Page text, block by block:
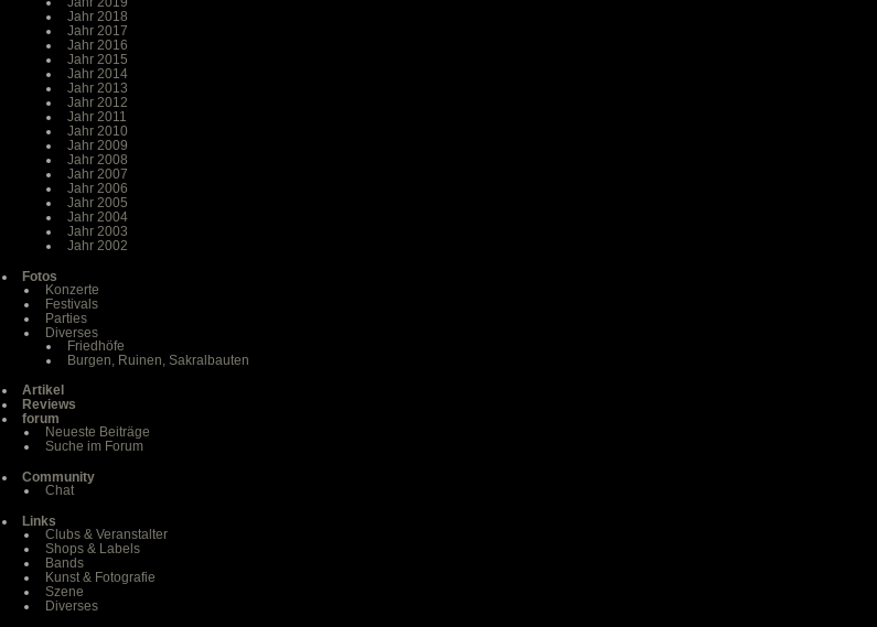
Jahr 2018
Jahr 2017
Jahr 2016
Jahr 2015
Jahr 2014
Jahr 2013
Jahr 2012
Jahr 2011
Jahr 2010
Jahr 2009
Jahr 2008
Jahr 2007
Jahr 2006
Jahr 2005
Jahr 2004
Jahr 2003
Jahr 2002
Fotos
Konzerte
Festivals
Parties
Diverses
Friedhöfe
Burgen, Ruinen, Sakralbauten
Artikel
Reviews
forum
Neueste Beiträge
Suche im Forum
Community
Chat
Links
Clubs & Veranstalter
Shops & Labels
Bands
Kunst & Fotografie
Szene
Diverses